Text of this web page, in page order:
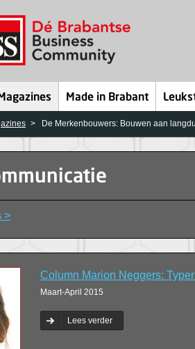
Magazines Made in Brabant
De Merkenbouwers: Bouwen aan
>
Column Marion Neggers:
Maart-April 2015
Lees verder